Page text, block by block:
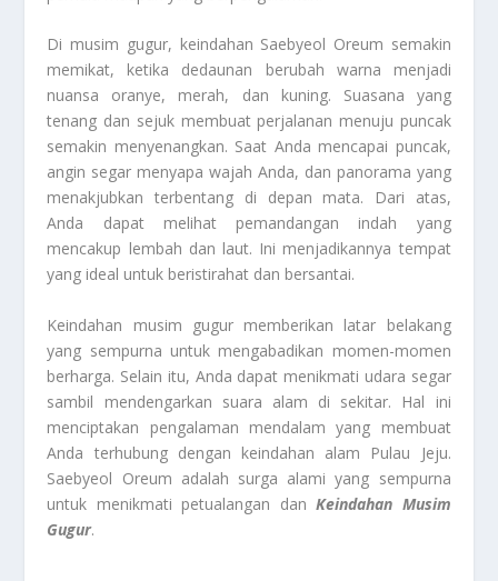
Di musim gugur, keindahan Saebyeol Oreum semakin
memikat, ketika dedaunan berubah warna menjadi
nuansa oranye, merah, dan kuning. Suasana yang
tenang dan sejuk membuat perjalanan menuju puncak
semakin menyenangkan. Saat Anda mencapai puncak,
angin segar menyapa wajah Anda, dan panorama yang
menakjubkan terbentang di depan mata. Dari atas,
Anda dapat melihat pemandangan indah yang
mencakup lembah dan laut. Ini menjadikannya tempat
yang ideal untuk beristirahat dan bersantai.
Keindahan musim gugur memberikan latar belakang
yang sempurna untuk mengabadikan momen-momen
berharga. Selain itu, Anda dapat menikmati udara segar
sambil mendengarkan suara alam di sekitar. Hal ini
menciptakan pengalaman mendalam yang membuat
Anda terhubung dengan keindahan alam Pulau Jeju.
Saebyeol Oreum adalah surga alami yang sempurna
untuk menikmati petualangan danKeindahan Musim
Gugur.